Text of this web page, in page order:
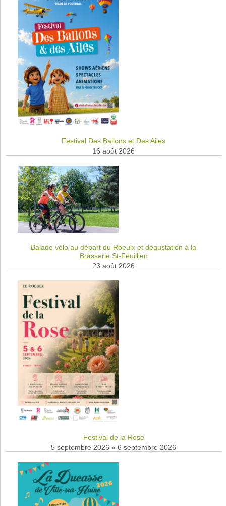
Festival Des Ballons et Des Ailes
16 août 2026
Balade vélo au départ du Roeulx et dégustation à la
Brasserie St-Feuillien
23 août 2026
Festival de la Rose
5 septembre 2026 » 6 septembre 2026